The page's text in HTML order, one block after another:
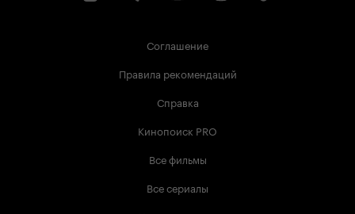
Соглашение
Правила рекомендаций
Справка
Кинопоиск PRO
Все фильмы
Все сериалы